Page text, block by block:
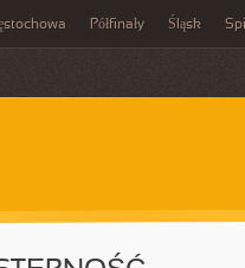
Półfinały Śląsk